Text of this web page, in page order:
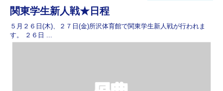
関東学生新人戦★日程
５月２６日(木)、２７日(金)所沢体育館で関東学生新人戦が行われま
す。 ２６日 ...